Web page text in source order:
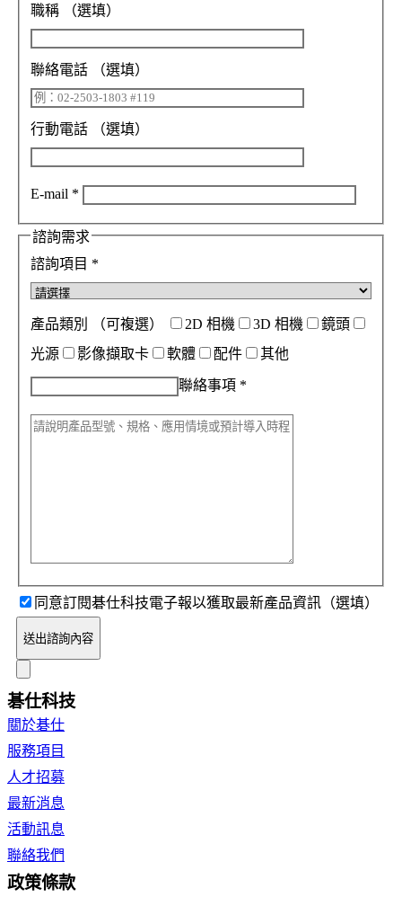
職稱 （選填）
聯絡電話 （選填）
行動電話 （選填）
E-mail *
諮詢需求
諮詢項目 *
產品類別 （可複選） 2D 相機 3D 相機
鏡頭
光源
影像擷取卡 軟體 配件 其他
聯絡事項 *
同意訂閱碁仕科技電子報以獲取最新產品資訊（選填）
送出諮詢內容
碁仕科技
關於碁仕
服務項目
人才招募
最新消息
活動訊息
聯絡我們
政策條款